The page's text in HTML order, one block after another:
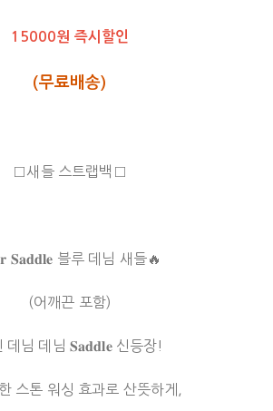
15000원 즉시할인
(무료배송)
□새들 스트랩백□
𝐒𝐚𝐝𝐝𝐥𝐞 블루 데님 새들🔥
(어깨끈 포함)
데님 데님 𝐒𝐚𝐝𝐝𝐥𝐞 신등장!
스톤 워싱 효과로 산뜻하게,